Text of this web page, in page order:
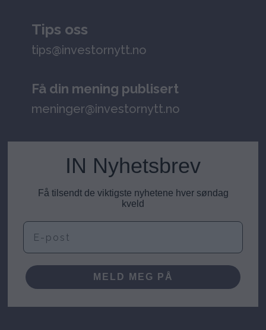
Tips oss
tips@investornytt.no
Få din mening publisert
meninger@investornytt.no
IN Nyhetsbrev
Få tilsendt de viktigste nyhetene hver søndag
kveld
E-post
MELD MEG PÅ